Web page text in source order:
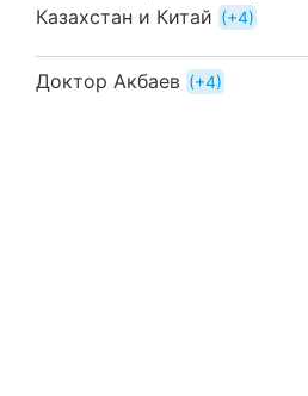
Казахстан и Китай
+4
Доктор Акбаев +4